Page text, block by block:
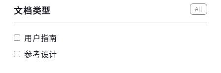
文档类型 All
用户指南
参考设计